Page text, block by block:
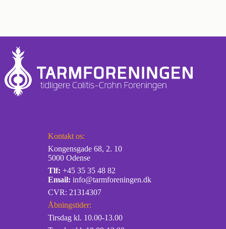
Kontakt os:
Kongensgade 68, 2. 10
5000 Odense
Tlf: +45 35 35 48 82
Email: info@tarmforeningen.dk
CVR: 21314307
Åbningstider:
Tirsdag kl. 10.00-13.00